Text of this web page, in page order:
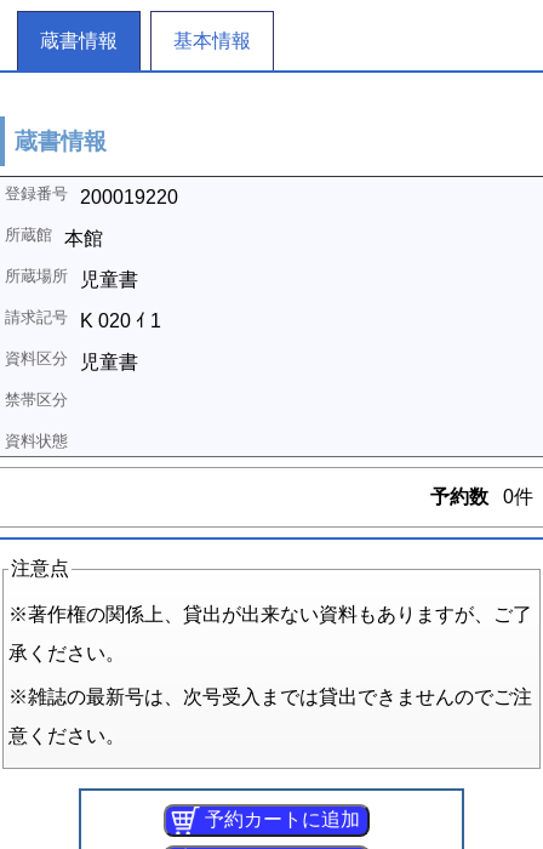
蔵書情報 基本情報
蔵書情報
200019220
本館
児童書
K 020 ｲ 1
児童書
予約数 0件
注意点
※著作権の関係上、貸出が出来ない資料もありますが、ご了
承ください。
※雑誌の最新号は、次号受入までは貸出できませんのでご注
意ください。